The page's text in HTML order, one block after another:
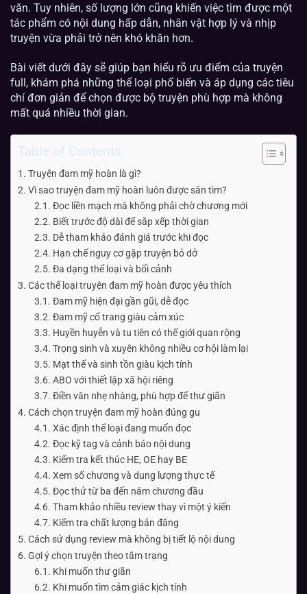
văn. Tuy nhiên, số lượng lớn cũng khiến việc tìm được một
tác phẩm có nội dung hấp dẫn, nhân vật hợp lý và nhịp
truyện vừa phải trở nên khó khăn hơn.
Bài viết dưới đây sẽ giúp bạn hiểu rõ ưu điểm của truyện
full, khám phá những thể loại phổ biến và áp dụng các tiêu
chí đơn giản để chọn được bộ truyện phù hợp mà không
mất quá nhiều thời gian.
Truyện đam mỹ hoàn là gì?
Vì sao truyện đam mỹ hoàn luôn được săn tìm?
Đọc liền mạch mà không phải chờ chương mới
Biết trước độ dài để sắp xếp thời gian
Dễ tham khảo đánh giá trước khi đọc
Hạn chế nguy cơ gặp truyện bỏ dở
Đa dạng thể loại và bối cảnh
Các thể loại truyện đam mỹ hoàn được yêu thích
Đam mỹ hiện đại gần gũi, dễ đọc
Đam mỹ cổ trang giàu cảm xúc
Huyền huyễn và tu tiên có thế giới quan rộng
Trọng sinh và xuyên không nhiều cơ hội làm lại
Mạt thế và sinh tồn giàu kịch tính
ABO với thiết lập xã hội riêng
Điền văn nhẹ nhàng, phù hợp để thư giãn
Cách chọn truyện đam mỹ hoàn đúng gu
Xác định thể loại đang muốn đọc
Đọc kỹ tag và cảnh báo nội dung
Kiểm tra kết thúc HE, OE hay BE
Xem số chương và dung lượng thực tế
Đọc thử từ ba đến năm chương đầu
Tham khảo nhiều review thay vì một ý kiến
Kiểm tra chất lượng bản đăng
Cách sử dụng review mà không bị tiết lộ nội dung
Gợi ý chọn truyện theo tâm trạng
Khi muốn thư giãn
Khi muốn tìm cảm giác kịch tính